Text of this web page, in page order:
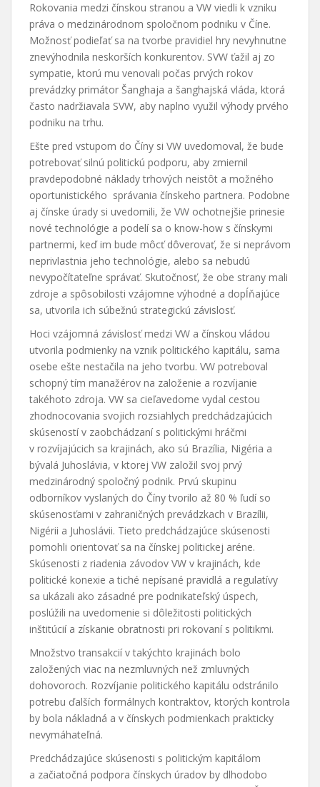
Rokovania medzi čínskou stranou a VW viedli k vzniku
práva o medzinárodnom spoločnom podniku v Číne.
Možnosť podieľať sa na tvorbe pravidiel hry nevyhnutne
znevýhodnila neskorších konkurentov. SVW ťažil aj zo
sympatie, ktorú mu venovali počas prvých rokov
prevádzky primátor Šanghaja a šanghajská vláda, ktorá
často nadržiavala SVW, aby naplno využil výhody prvého
podniku na trhu.
Ešte pred vstupom do Číny si VW uvedomoval, že bude
potrebovať silnú politickú podporu, aby zmiernil
pravdepodobné náklady trhových neistôt a možného
oportunistického správania čínskeho partnera. Podobne
aj čínske úrady si uvedomili, že VW ochotnejšie prinesie
nové technológie a podelí sa o know-how s čínskymi
partnermi, keď im bude môcť dôverovať, že si neprávom
neprivlastnia jeho technológie, alebo sa nebudú
nevypočítateľne správať. Skutočnosť, že obe strany mali
zdroje a spôsobilosti vzájomne výhodné a dopĺňajúce
sa, utvorila ich súbežnú strategickú závislosť.
Hoci vzájomná závislosť medzi VW a čínskou vládou
utvorila podmienky na vznik politického kapitálu, sama
osebe ešte nestačila na jeho tvorbu. VW potreboval
schopný tím manažérov na založenie a rozvíjanie
takéhoto zdroja. VW sa cieľavedome vydal cestou
zhodnocovania svojich rozsiahlych predchádzajúcich
skúseností v zaobchádzaní s politickými hráčmi
v rozvíjajúcich sa krajinách, ako sú Brazília, Nigéria a
bývalá Juhoslávia, v ktorej VW založil svoj prvý
medzinárodný spoločný podnik. Prvú skupinu
odborníkov vyslaných do Číny tvorilo až 80 % ľudí so
skúsenosťami v zahraničných prevádzkach v Brazílii,
Nigérii a Juhoslávii. Tieto predchádzajúce skúsenosti
pomohli orientovať sa na čínskej politickej aréne.
Skúsenosti z riadenia závodov VW v krajinách, kde
politické konexie a tiché nepísané pravidlá a regulatívy
sa ukázali ako zásadné pre podnikateľský úspech,
poslúžili na uvedomenie si dôležitosti politických
inštitúcií a získanie obratnosti pri rokovaní s politikmi.
Množstvo transakcií v takýchto krajinách bolo
založených viac na nezmluvných než zmluvných
dohovoroch. Rozvíjanie politického kapitálu odstránilo
potrebu ďalších formálnych kontraktov, ktorých kontrola
by bola nákladná a v čínskych podmienkach prakticky
nevymáhateľná.
Predchádzajúce skúsenosti s politickým kapitálom
a začiatočná podpora čínskych úradov by dlhodobo